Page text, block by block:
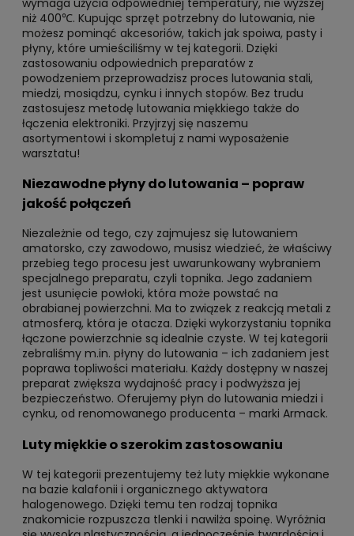
niż 400℃. Kupując sprzęt potrzebny do lutowania, nie
możesz pominąć akcesoriów, takich jak spoiwa, pasty i
płyny, które umieściliśmy w tej kategorii. Dzięki
zastosowaniu odpowiednich preparatów z
powodzeniem przeprowadzisz proces lutowania stali,
miedzi, mosiądzu, cynku i innych stopów. Bez trudu
zastosujesz metodę lutowania miękkiego także do
łączenia elektroniki. Przyjrzyj się naszemu
asortymentowi i skompletuj z nami wyposażenie
warsztatu!
Niezawodne płyny do lutowania – popraw
jakość połączeń
Niezależnie od tego, czy zajmujesz się lutowaniem
amatorsko, czy zawodowo, musisz wiedzieć, że właściwy
przebieg tego procesu jest uwarunkowany wybraniem
specjalnego preparatu, czyli topnika. Jego zadaniem
jest usunięcie powłoki, która może powstać na
obrabianej powierzchni. Ma to związek z reakcją metali z
atmosferą, która je otacza. Dzięki wykorzystaniu topnika
łączone powierzchnie są idealnie czyste. W tej kategorii
zebraliśmy m.in. płyny do lutowania – ich zadaniem jest
poprawa topliwości materiału. Każdy dostępny w naszej
preparat zwiększa wydajność pracy i podwyższa jej
bezpieczeństwo. Oferujemy płyn do lutowania miedzi i
cynku, od renomowanego producenta – marki Armack.
Luty miękkie o szerokim zastosowaniu
W tej kategorii prezentujemy też luty miękkie wykonane
na bazie kalafonii i organicznego aktywatora
halogenowego. Dzięki temu ten rodzaj topnika
znakomicie rozpuszcza tlenki i nawilża spoinę. Wyróżnia